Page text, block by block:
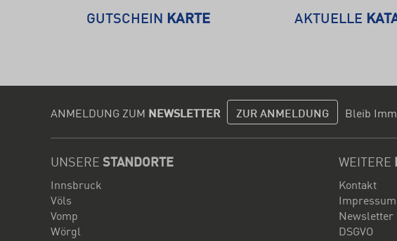
GUTSCHEIN KARTE AKTUELLE
ANMELDUNG ZUM NEWSLETTER ZUR ANMELDUNG Bleib
UNSERESTANDORTE
Innsbruck
Völs
Vomp
Wörgl
WEITERE
Kontakt
Impressum
Newsletter
DSGVO